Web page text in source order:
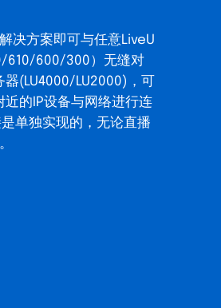
决方案即可与任意LiveU
610/600/300）无缝对
(LU4000/LU2000)，可
近的IP设备与网络进行连
单独实现的，无论直播